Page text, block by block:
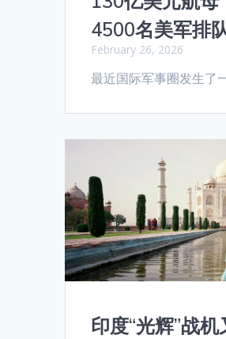
4500名美军排
February 26, 2026
最近国际军事圈发生了
印度“光辉”战